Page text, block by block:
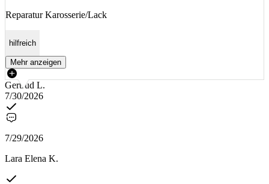
Reparatur Karosserie/Lack
hilfreich
Mehr anzeigen
Gertrud L.
7/30/2026
7/29/2026
Lara Elena K.